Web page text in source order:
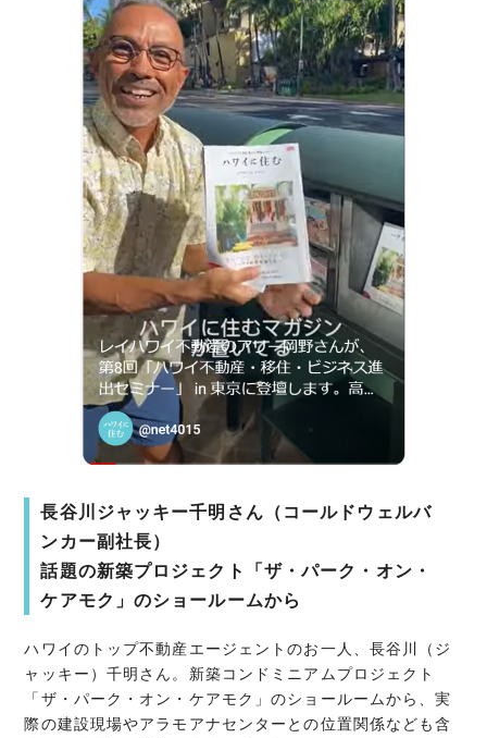
長谷川ジャッキー千明さん（コールドウェルバ
ンカー副社長）
話題の新築プロジェクト「ザ・パーク・オン・
ケアモク」のショールームから
ハワイのトップ不動産エージェントのお一人、長谷川（ジ
ャッキー）千明さん。新築コンドミニアムプロジェクト
「ザ・パーク・オン・ケアモク」のショールームから、実
際の建設現場やアラモアナセンターとの位置関係なども含